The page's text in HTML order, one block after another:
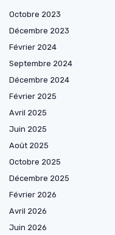
Octobre 2023
Décembre 2023
Février 2024
Septembre 2024
Décembre 2024
Février 2025
Avril 2025
Juin 2025
Août 2025
Octobre 2025
Décembre 2025
Février 2026
Avril 2026
Juin 2026